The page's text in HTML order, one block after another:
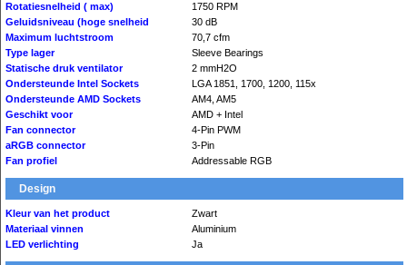
Rotatiesnelheid ( max)
1750 RPM
Geluidsniveau (hoge snelheid
30 dB
Maximum luchtstroom
70,7 cfm
Type lager
Sleeve Bearings
Statische druk ventilator
2 mmH2O
Ondersteunde Intel Sockets
LGA 1851, 1700, 1200, 115x
Ondersteunde AMD Sockets
AM4, AM5
Geschikt voor
AMD + Intel
Fan connector
4-Pin PWM
aRGB connector
3-Pin
Fan profiel
Addressable RGB
Design
Kleur van het product
Zwart
Materiaal vinnen
Aluminium
LED verlichting
Ja